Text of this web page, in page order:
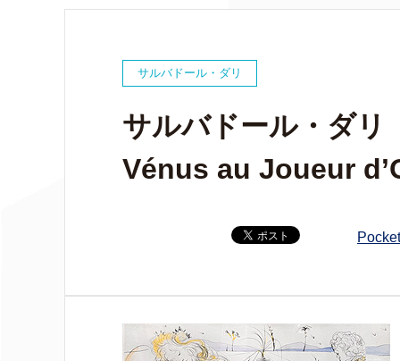
サルバドール・ダリ
サルバドール・ダリ
Vénus au Joueur
Pocket